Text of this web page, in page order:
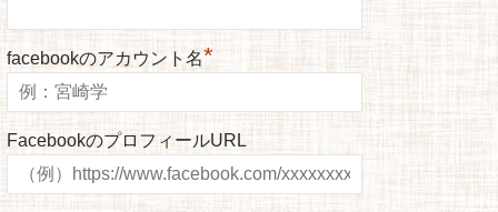
facebookのアカウント名*
FacebookのプロフィールURL